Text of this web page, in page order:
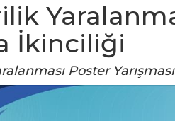
İkinciliği
PosterHaftası
00:00:00